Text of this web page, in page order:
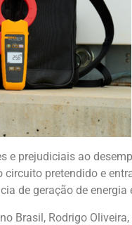
e prejudiciais ao
pretendido e
de geração de
Brasil, Rodrigo